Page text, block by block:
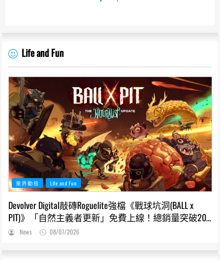
Life and Fun
業界動態 Life and Fun
Devolver Digital敲磚Roguelite強檔《戰球坑洞(BALL x
PIT)》「自然主義者更新」免費上線！總銷量突破200
萬份，遊戲史低66折熱銷中
News 08/07/2026